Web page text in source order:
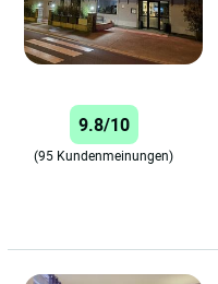
9.8/10
(95 Kundenmeinungen)